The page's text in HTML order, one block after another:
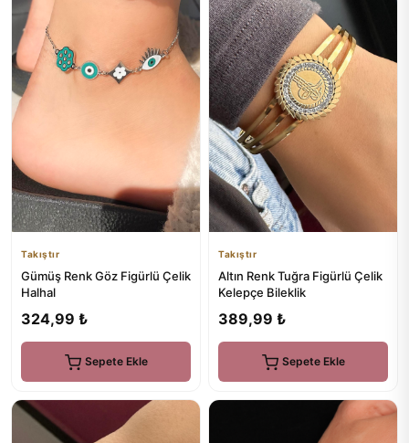
Takıştır
Gümüş Renk Göz Figürlü Çelik
Halhal
324,99 ₺
Sepete Ekle
Takıştır
Altın Renk Tuğra Figürlü Çelik
Kelepçe Bileklik
389,99 ₺
Sepete Ekle